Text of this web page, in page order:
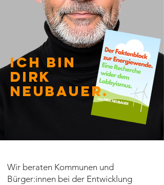
ICH BIN
Dirk
Neubauer.
Wir beraten Kommunen und
Bürger:innen bei der Entwicklung